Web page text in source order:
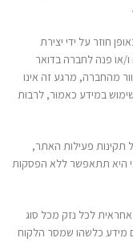
חוזר על ידי יצירת
או פנה לחברה בדואר
מהחברה, מרגע זה אינו
במידע כאמור, לרבות
תקינות פעילות האתר,
היא תתאפשר ללא הפסקות
אחראית לכל נזק מכל סוג
מידע כלשהו שמסר הלקוח